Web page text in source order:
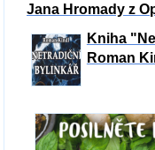
Jana Hromady z
Kniha
Roman